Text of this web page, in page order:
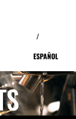
/
ESPAÑOL